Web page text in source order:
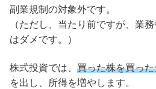
副業規制の対象外です。
（ただし、当たり前ですが、業
はダメです。）
株式投資では、 買った株を買っ
を出し、所得を増やします。